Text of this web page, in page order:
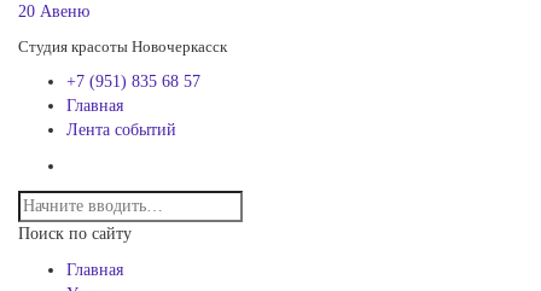
20 Авеню
Студия красоты Новочеркасск
+7 (951) 835 68 57
Главная
Лента событий
Поиск по сайту
Главная